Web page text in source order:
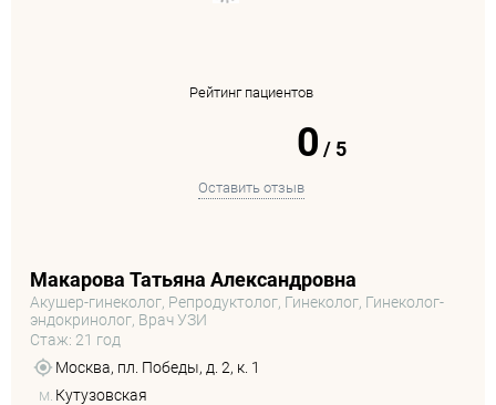
Рейтинг пациентов
0 /5
Оставить отзыв
Макарова Татьяна Александровна
Акушер-гинеколог, Репродуктолог, Гинеколог, Гинеколог-
эндокринолог, Врач УЗИ
Стаж: 21 год
Москва, пл. Победы, д. 2, к. 1
м. Кутузовская